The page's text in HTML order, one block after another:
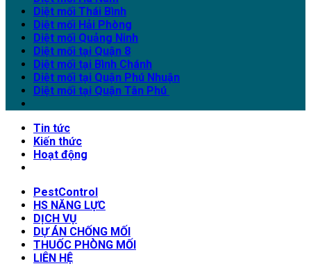
Diệt mối Thái Bình
Diệt mối Hải Phòng
Diệt mối Quảng Ninh
Diệt mối tại Quận 8
Diệt mối tại Bình Chánh
Diệt mối tại Quận Phú Nhuận
Diệt mối tại Quận Tân Phú
Tin tức
Kiến thức
Hoạt động
PestControl
HS NĂNG LỰC
DỊCH VỤ
DỰ ÁN CHỐNG MỐI
THUỐC PHÒNG MỐI
LIÊN HỆ